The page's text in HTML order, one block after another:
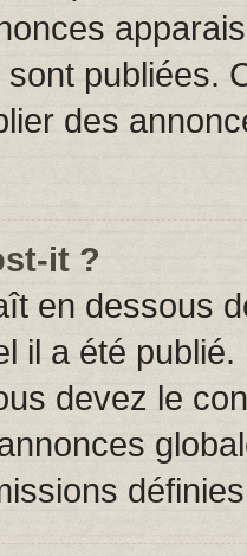
publiées.
des
it ?
en dessous
il a été
devez le